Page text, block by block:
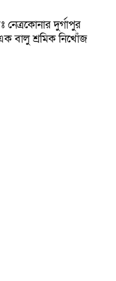
দুর্গাপুর
বালু শ্রমিক নি‌খোঁ‌জ